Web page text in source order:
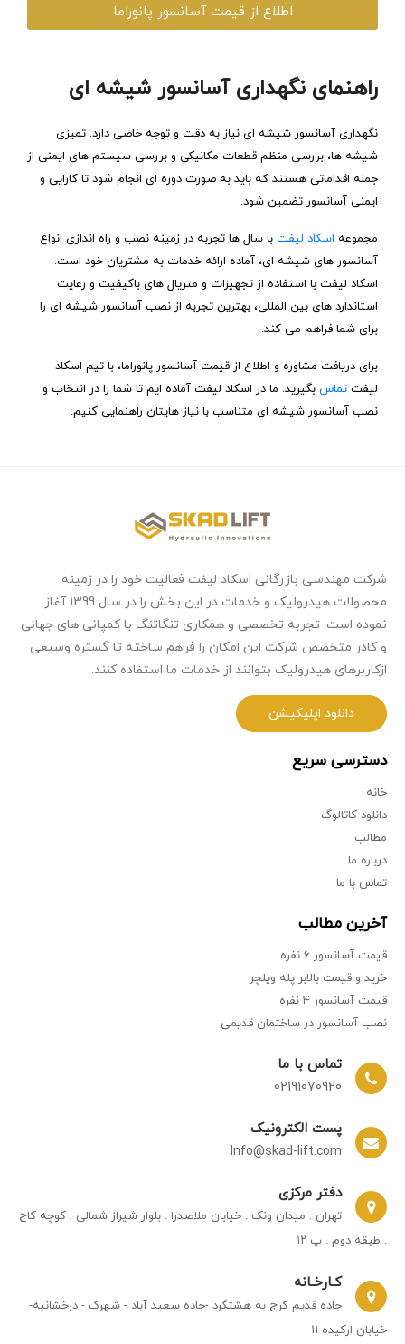
اطلاع از قیمت آسانسور پانوراما
راهنمای نگهداری آسانسور شیشه ‌ای
نگهداری آسانسور شیشه‌ ای نیاز به دقت و توجه خاصی دارد. تمیزی
شیشه‌ ها، بررسی منظم قطعات مکانیکی و بررسی سیستم‌ های ایمنی از
جمله اقداماتی هستند که باید به صورت دوره‌ ای انجام شود تا کارایی و
ایمنی آسانسور تضمین شود.
مجموعه اسکاد لیفت با سال ‌ها تجربه در زمینه نصب و راه ‌اندازی انواع
آسانسور های شیشه‌ ای، آماده ارائه خدمات به مشتریان خود است.
اسکاد لیفت با استفاده از تجهیزات و متریال ‌های باکیفیت و رعایت
استاندارد های بین ‌المللی، بهترین تجربه از نصب آسانسور شیشه ‌ای را
برای شما فراهم می‌ کند.
برای دریافت مشاوره و اطلاع از قیمت آسانسور پانوراما، با تیم اسکاد
لیفت تماس بگیرید. ما در اسکاد لیفت آماده ‌ایم تا شما را در انتخاب و
نصب آسانسور شیشه ‌ای متناسب با نیاز هایتان راهنمایی کنیم.
شرکت مهندسی بازرگانی اسکاد لیفت فعالیت خود را در زمینه
محصولات هیدرولیک و خدمات در این بخش را در سال 1399 آغاز
نموده است. تجربه تخصصی و همکاری تنگاتنگ با کمپانی های جهانی
و کادر متخصص شرکت این امکان را فراهم ساخته تا گستره وسیعی
ازکاربرهای هیدرولیک بتوانند از خدمات ما استفاده کنند.
دانلود اپلیکیشن
دسترسی سریع
خانه
دانلود کاتالوگ
مطالب
درباره ما
تماس با ما
آخرین مطالب
قیمت آسانسور ۶ نفره
خرید و قیمت بالابر پله ویلچر
قیمت آسانسور ۴ نفره
نصب آسانسور در ساختمان‌ قدیمی
تماس با ما
02191070920
پست الکترونیک
Info@skad-lift.com
دفتر مرکزی
تهران . میدان ونک . خیابان ملاصدرا . بلوار شیراز شمالی . کوچه کاج
. طبقه دوم . پ ۱۲
کـارخـانه
جاده قدیم کرج به هشتگرد -جاده سعید آباد - شهرک - درخشانیه-
خیابان ارکیده 11